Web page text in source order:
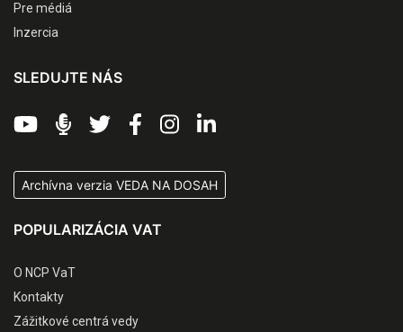
Pre médiá
Inzercia
SLEDUJTE NÁS
Archívna verzia VEDA NA DOSAH
POPULARIZÁCIA VAT
O NCP VaT
Kontakty
Zážitkové centrá vedy